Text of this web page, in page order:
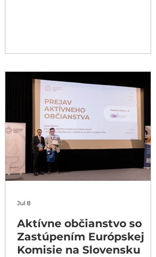
Aktívne občianstvo so
Zastúpením Európskej
Komisie na Slovensku
Jul 8